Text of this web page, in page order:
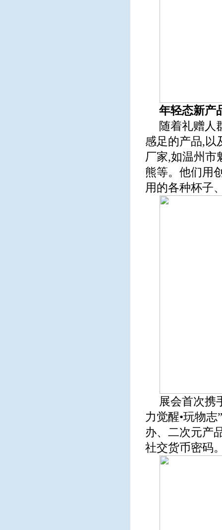
年轻态新产
随着礼赠人
感足的产品,以
厂家,如温州市
熊等。他们用
用的各种杯子
展会首次携
力觉醒•玩物
办、二次元产
社交货币密码